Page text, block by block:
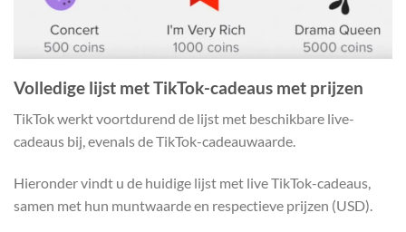
Volledige lijst met TikTok-cadeaus met prijzen
TikTok werkt voortdurend de lijst met beschikbare live-
cadeaus bij, evenals de TikTok-cadeauwaarde.
Hieronder vindt u de huidige lijst met live TikTok-cadeaus,
samen met hun muntwaarde en respectieve prijzen (USD).